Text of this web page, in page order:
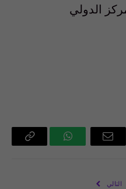
الدولي
البريد
واتساب Copy
التالي